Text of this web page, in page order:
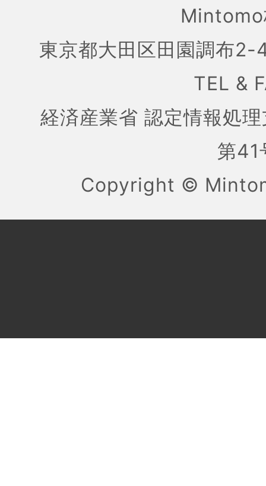
東京都大田区田園調布
TEL &
経済産業省 認定情報処
第
Copyright ©